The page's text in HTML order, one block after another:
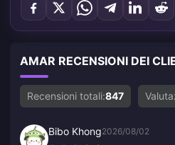
AMAR RECENSIONI DEI
Recensioni totali:847
Bibo Khong2026/08/02